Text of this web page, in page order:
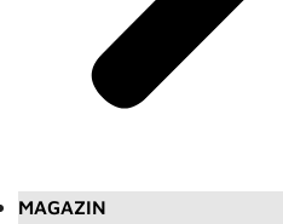
MAGAZIN